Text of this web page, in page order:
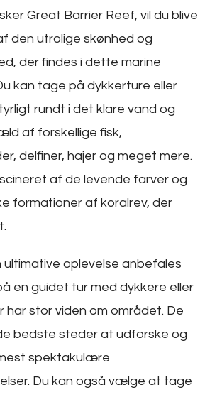
Great Barrier Reef, vil du blive
den utrolige skønhed og
der findes i dette marine
kan tage på dykkerture eller
rundt i det klare vand og
af forskellige fisk,
delfiner, hajer og meget mere.
af de levende farver og
formationer af koralrev, der
ultimative oplevelse anbefales
en guidet tur med dykkere eller
har stor viden om området. De
bedste steder at udforske og
spektakulære
Du kan også vælge at tage